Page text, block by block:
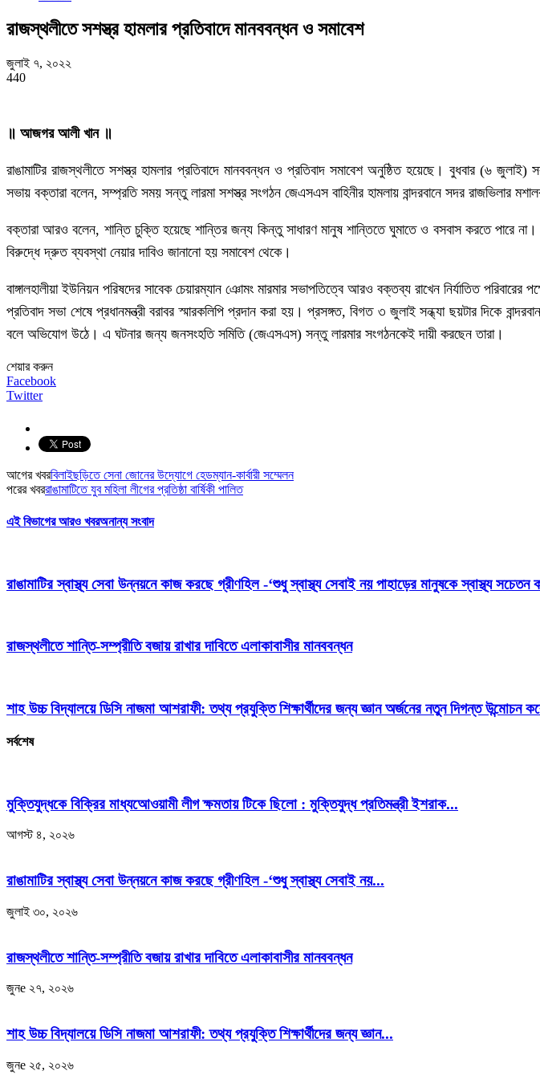
রাজস্থলীতে সশস্ত্র হামলার প্রতিবাদে মানববন্ধন ও সমাবেশ
জুলাই ৭, ২০২২
440
॥ আজগর আলী খান ॥
রাঙামাটির রাজস্থলীতে সশস্ত্র হামলার প্রতিবাদে মানববন্ধন ও প্রতিবাদ সমাবেশ অনুষ্ঠিত হয়েছে। বুধবার (৬
সভায় বক্তারা বলেন, সম্প্রতি সময় সন্তু লারমা সশস্ত্র সংগঠন জেএসএস বাহিনীর হামলায় বান্দরবানে সদর রাজভিলার
বক্তারা আরও বলেন, শান্তি চুক্তি হয়েছে শান্তির জন্য কিন্তু সাধারণ মানুষ শান্তিতে ঘুমাতে ও বসবাস করতে পারে
বিরুদ্ধে দ্রুত ব্যবস্থা নেয়ার দাবিও জানানো হয় সমাবেশ থেকে।
বাঙ্গালহালীয়া ইউনিয়ন পরিষদের সাবেক চেয়ারম্যান ঞোমং মারমার সভাপতিত্বে আরও বক্তব্য রাখেন নির্যাতিত পরিবারের
প্রতিবাদ সভা শেষে প্রধানমন্ত্রী বরাবর স্মারকলিপি প্রদান করা হয়। প্রসঙ্গত, বিগত ৩ জুলাই সন্ধ্যা ছয়টার দিকে
বলে অভিযোগ উঠে। এ ঘটনার জন্য জনসংহতি সমিতি (জেএসএস) সন্তু লারমার সংগঠনকেই দায়ী করছেন তারা।
শেয়ার করুন
Facebook
Twitter
আগের খবরবিলাইছড়িতে সেনা জোনের উদ্যোগে হেডম্যান-কার্বারী সম্মেলন
পরের খবররাঙামাটিতে যুব মহিলা লীগের প্রতিষ্ঠা বার্ষিকী পালিত
এই বিভাগের আরও খবরঅনান্য সংবাদ
রাঙামাটির স্বাস্থ্য সেবা উন্নয়নে কাজ করছে গ্রীণহিল -‘শুধু স্বাস্থ্য সেবাই নয় পাহাড়ের মানুষকে স্বাস্থ্য
রাজস্থলীতে শান্তি-সম্প্রীতি বজায় রাখার দাবিতে এলাকাবাসীর মানববন্ধন
শাহ উচ্চ বিদ্যালয়ে ডিসি নাজমা আশরাফী: তথ্য প্রযুক্তি শিক্ষার্থীদের জন্য জ্ঞান অর্জনের নতুন দিগন্ত উন্মোচন
সর্বশেষ
মুক্তিযুদ্ধকে বিক্রির মাধ্যআেওয়ামী লীগ ক্ষমতায় টিকে ছিলো : মুক্তিযুদ্ধ প্রতিমন্ত্রী ইশরাক...
আগস্ট ৪, ২০২৬
রাঙামাটির স্বাস্থ্য সেবা উন্নয়নে কাজ করছে গ্রীণহিল -‘শুধু স্বাস্থ্য সেবাই নয়...
জুলাই ৩০, ২০২৬
রাজস্থলীতে শান্তি-সম্প্রীতি বজায় রাখার দাবিতে এলাকাবাসীর মানববন্ধন
জুনe ২৭, ২০২৬
শাহ উচ্চ বিদ্যালয়ে ডিসি নাজমা আশরাফী: তথ্য প্রযুক্তি শিক্ষার্থীদের জন্য জ্ঞান...
জুনe ২৫, ২০২৬